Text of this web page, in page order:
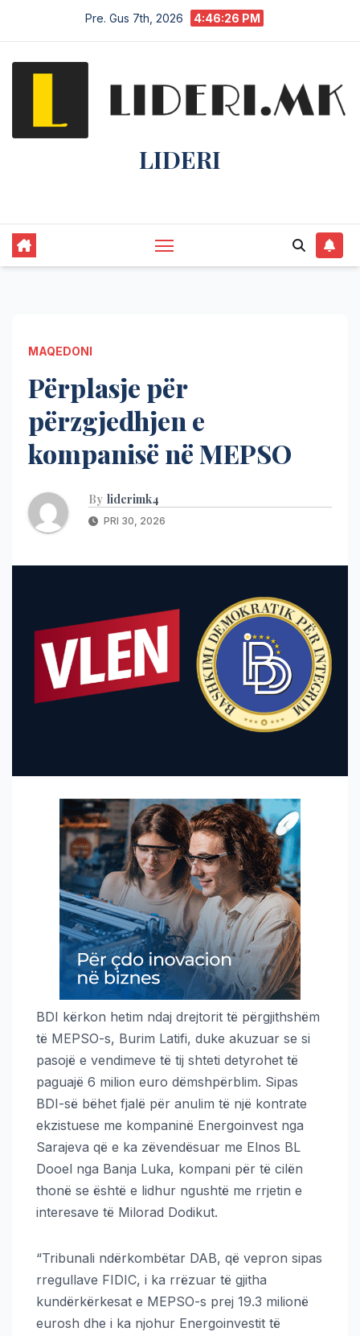
Pre. Gus 7th, 2026 4:46:26 PM
LIDERI
MAQEDONI
Përplasje për
përzgjedhjen e
kompanisë në MEPSO
By liderimk4
PRI 30, 2026
BDI kërkon hetim ndaj drejtorit të përgjithshëm
të MEPSO-s, Burim Latifi, duke akuzuar se si
pasojë e vendimeve të tij shteti detyrohet të
paguajë 6 milion euro dëmshpërblim. Sipas
BDI-së bëhet fjalë për anulim të një kontrate
ekzistuese me kompaninë Energoinvest nga
Sarajeva që e ka zëvendësuar me Elnos BL
Dooel nga Banja Luka, kompani për të cilën
thonë se është e lidhur ngushtë me rrjetin e
interesave të Milorad Dodikut.
“Tribunali ndërkombëtar DAB, që vepron sipas
rregullave FIDIC, i ka rrëzuar të gjitha
kundërkërkesat e MEPSO-s prej 19.3 milionë
eurosh dhe i ka njohur Energoinvestit të